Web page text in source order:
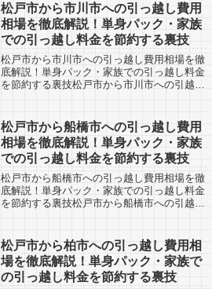
松戸市から市川市への引っ越し費用
相場を徹底解説！単身パック・家族
での引っ越し料金を節約する裏技
松戸市から市川市への引っ越し費用相場を徹
底解説！単身パック・家族での引っ越し料金
を節約する裏技松戸市から市川市への引越し
戸市から市川市まではすぐそばなのでその
日...
松戸市から船橋市への引っ越し費用
相場を徹底解説！単身パック・家族
での引っ越し料金を節約する裏技
松戸市から船橋市への引っ越し費用相場を徹
底解説！単身パック・家族での引っ越し料金
を節約する裏技松戸市から船橋市への引越し
戸市から船橋市へは近距離なので当日中に
は...
松戸市から柏市への引っ越し費用相
場を徹底解説！単身パック・家族で
の引っ越し料金を節約する裏技